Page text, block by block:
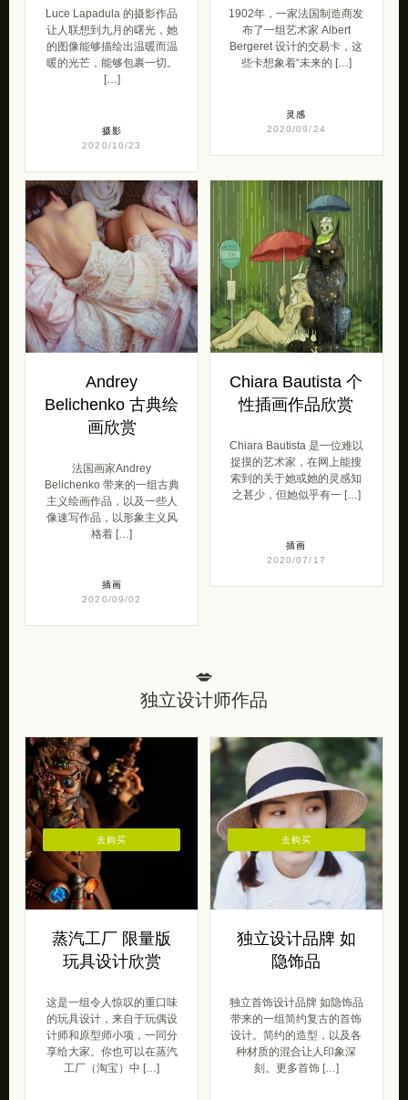
Luce Lapadula 的摄影作品
让人联想到九月的曙光，她
的图像能够描绘出温暖而温
暖的光芒，能够包裹一切。
[…]
摄影
2020/10/23
1902年，一家法国制造商发
布了一组艺术家 Albert
Bergeret 设计的交易卡，这
些卡想象着“未来的 […]
灵感
2020/09/24
Andrey
Belichenko 古典绘
画欣赏
法国画家Andrey
Belichenko 带来的一组古典
主义绘画作品，以及一些人
像速写作品，以形象主义风
格着 […]
插画
2020/09/02
Chiara Bautista 个
性插画作品欣赏
Chiara Bautista 是一位难以
捉摸的艺术家，在网上能搜
索到的关于她或她的灵感知
之甚少，但她似乎有一 […]
插画
2020/07/17
💋
独立设计师作品
蒸汽工厂 限量版
玩具设计欣赏
这是一组令人惊叹的重口味
的玩具设计，来自于玩偶设
计师和原型师小项，一同分
享给大家。你也可以在蒸汽
工厂（淘宝）中 […]
去购买
独立设计品牌 如
隐饰品
独立首饰设计品牌 如隐饰品
带来的一组简约复古的首饰
设计。简约的造型，以及各
种材质的混合让人印象深
刻。更多首饰 […]
去购买